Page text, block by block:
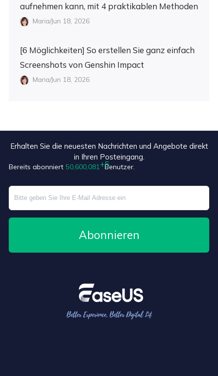
aufnehmen kann, mit 4 praktikablen Methoden
Maria/Jun 18, 2026
[6 Möglichkeiten] So erstellen Sie ganz einfach
Screenshots von Genshin Impact
Maria/Jun 18, 2026
Erhalten Sie die neuesten Nachrichten und Angebote direkt
in Ihren Posteingang.
Bereits abonniert 50,600,086 Benutzer.
Abonnieren